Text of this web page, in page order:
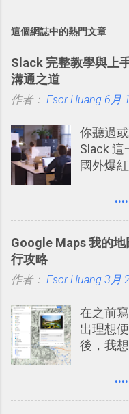
這個網誌中的熱門文章
Slack 完整教學與上
溝通之道
作者： Esor Huang 6月
你聽過
Slack 這
國外爆
理，到
有機會
點： 1.
聊天打
2. 「 有
組機制
事可以
Google Maps 我的
行攻略
作者： Esor Huang 3月
在之前
出理想
後，我
入的來